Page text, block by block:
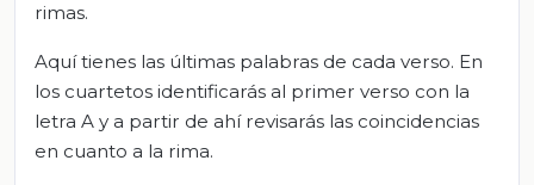
rimas.
Aquí tienes las últimas palabras de cada verso. En
los cuartetos identificarás al primer verso con la
letra A y a partir de ahí revisarás las coincidencias
en cuanto a la rima.